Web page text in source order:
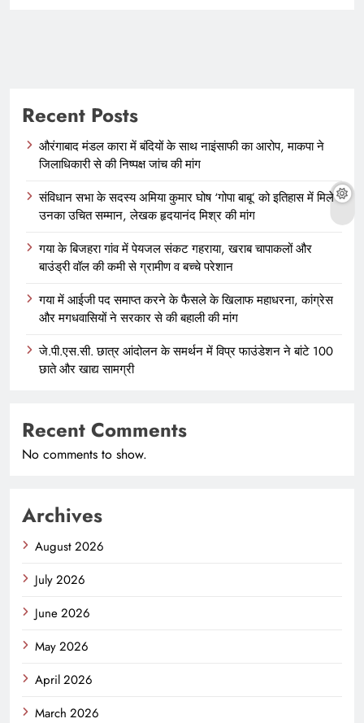
Recent Posts
औरंगाबाद मंडल कारा में बंदियों के साथ नाइंसाफी का आरोप, माकपा ने
जिलाधिकारी से की निष्पक्ष जांच की मांग
संविधान सभा के सदस्य अमिया कुमार घोष ‘गोपा बाबू’ को इतिहास में मिले
उनका उचित सम्मान, लेखक हृदयानंद मिश्र की मांग
गया के बिजहरा गांव में पेयजल संकट गहराया, खराब चापाकलों और
बाउंड्री वॉल की कमी से ग्रामीण व बच्चे परेशान
गया में आईजी पद समाप्त करने के फैसले के खिलाफ महाधरना, कांग्रेस
और मगधवासियों ने सरकार से की बहाली की मांग
जे.पी.एस.सी. छात्र आंदोलन के समर्थन में विप्र फाउंडेशन ने बांटे 100
छाते और खाद्य सामग्री
Recent Comments
No comments to show.
Archives
August 2026
July 2026
June 2026
May 2026
April 2026
March 2026